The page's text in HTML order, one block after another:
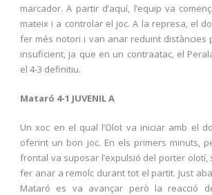
marcador. A partir d’aquí, l’equip va
mateix i a controlar el joc. A la represa, el
fer més notori i van anar reduint distàncies
insuficient, ja que en un contraatac, el
el 4-3 definitiu.
Mataró 4-1 JUVENIL A
Un xoc en el qual l’Olot va iniciar amb el
oferint un bon joc. En els primers minuts,
frontal va suposar l’expulsió del porter olotí,
fer anar a remolc durant tot el partit. Just
Mataró es va avançar però la reacció